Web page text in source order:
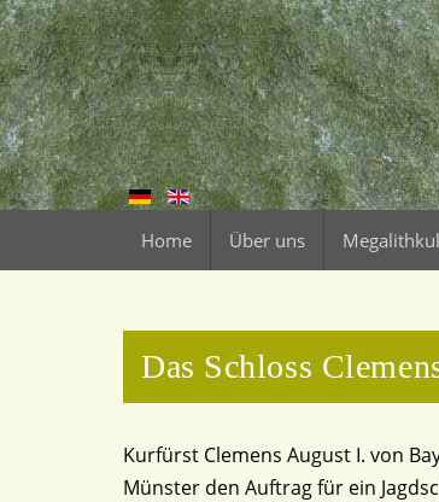
Home Über uns
Das Schloss
Kurfürst Clemens August I. von
Münster den Auftrag für ein